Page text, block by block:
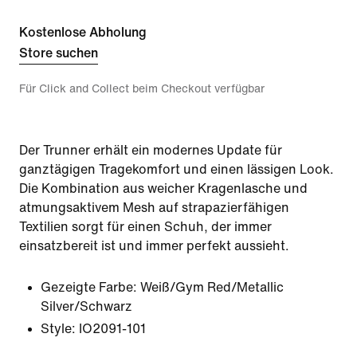
Kostenlose Abholung
Store suchen
Für Click and Collect beim Checkout verfügbar
Der Trunner erhält ein modernes Update für
ganztägigen Tragekomfort und einen lässigen Look.
Die Kombination aus weicher Kragenlasche und
atmungsaktivem Mesh auf strapazierfähigen
Textilien sorgt für einen Schuh, der immer
einsatzbereit ist und immer perfekt aussieht.
Gezeigte Farbe: Weiß/Gym Red/Metallic
Silver/Schwarz
Style: IO2091-101